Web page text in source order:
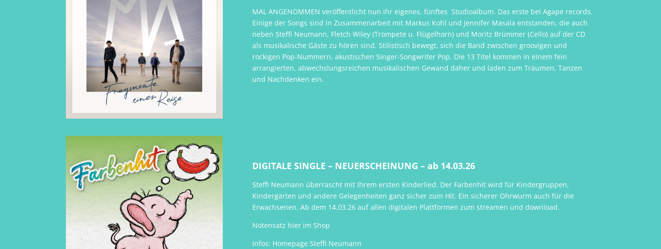
MAL ANGENOMMEN veröffentlicht nun ihr eigenes, fünftes Studioalbum. Das erste bei Agape records.
Einige der Songs sind in Zusammenarbeit mit Markus Kohl und Jennifer Masala entstanden, die auch
neben Steffi Neumann, Fletch Wiley (Trompete u. Flügelhorn) und Moritz Brümmer (Cello) auf der CD
als musikalische Gäste zu hören sind. Stilistisch bewegt, sich die Band zwischen groovigen und
rockigen Pop-Nummern, akustischen Singer-Songwriter Pop. Die 13 Titel kommen in einem fein
arrangierten, abwechslungsreichen musikalischen Gewand daher und laden zum Träumen, Tanzen
und Nachdenken ein.
DIGITALE SINGLE – NEUERSCHEINUNG – ab 14.03.26
Steffi Neumann überrascht mit Ihrem ersten Kinderlied. Der Farbenhit wird für Kindergruppen,
Kindergärten und andere Gelegenheiten ganz sicher zum Hit. Ein sicherer Ohrwurm auch für die
Erwachsenen. Ab dem 14.03.26 auf allen digitalen Plattformen zum streamen und download.
Notensatz hier im Shop
Infos: Homepage Steffi Neumann